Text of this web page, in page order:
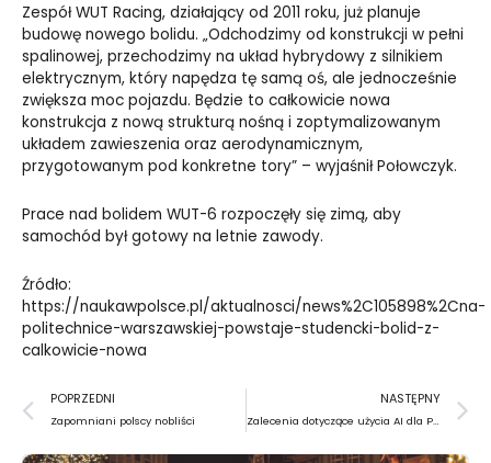
Zespół WUT Racing, działający od 2011 roku, już planuje
budowę nowego bolidu. „Odchodzimy od konstrukcji w pełni
spalinowej, przechodzimy na układ hybrydowy z silnikiem
elektrycznym, który napędza tę samą oś, ale jednocześnie
zwiększa moc pojazdu. Będzie to całkowicie nowa
konstrukcja z nową strukturą nośną i zoptymalizowanym
układem zawieszenia oraz aerodynamicznym,
przygotowanym pod konkretne tory” – wyjaśnił Połowczyk.
Prace nad bolidem WUT-6 rozpoczęły się zimą, aby
samochód był gotowy na letnie zawody.
Źródło:
https://naukawpolsce.pl/aktualnosci/news%2C105898%2Cna-
politechnice-warszawskiej-powstaje-studencki-bolid-z-
calkowicie-nowa
Prev
POPRZEDNI
Zapomniani polscy nobliści
NASTĘPNY
Zalecenia dotyczące użycia AI dla Polski